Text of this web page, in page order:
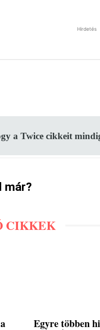
Hirdetés
a Twice cikkeit
már?
CIKKEK
Egyre többen